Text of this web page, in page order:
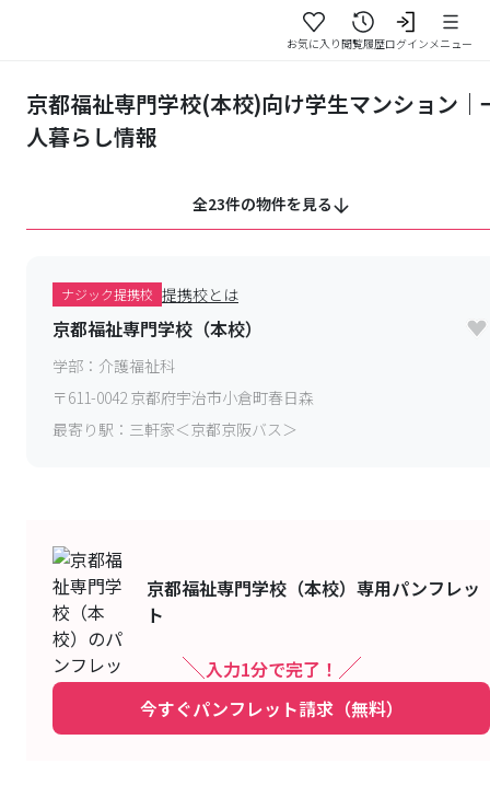
お気に入り閲覧履歴ログインメニュー
京都福祉専門学校(本校)向け学生マンション｜
人暮らし情報
全23件の物件を見る
ナジック提携校 提携校とは
京都福祉専門学校（本校）
学部： 介護福祉科
〒611-0042 京都府宇治市小倉町春日森
最寄り駅： 三軒家＜京都京阪バス＞
京都福祉専門学校（本校） 専用パンフレッ
ト
入力1分で完了！
今すぐパンフレット請求（無料）